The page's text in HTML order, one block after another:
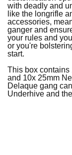
with deadly and
like the longrifle
accessories,
ganger and
your rules and
or you're
start.
This box
and 10x 25mm
Delaque gang
Underhive and